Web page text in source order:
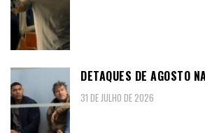
DETAQUES DE AGOSTO
31 DE JULHO DE 2026